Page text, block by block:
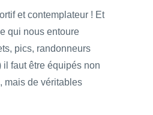
et contemplateur ! Et
qui nous entoure
pics, randonneurs
faut être équipés non
mais de véritables